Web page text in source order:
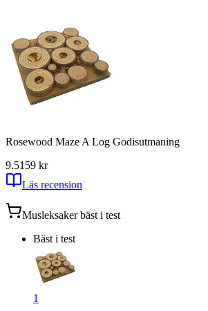
Rosewood Maze A Log Godisutmaning
9.5159 kr
Läs recension
Musleksakerbäst i test
Bäst i test
1